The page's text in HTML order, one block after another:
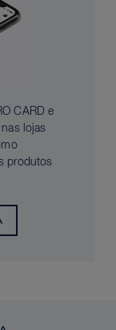
CARD e
lojas
produtos